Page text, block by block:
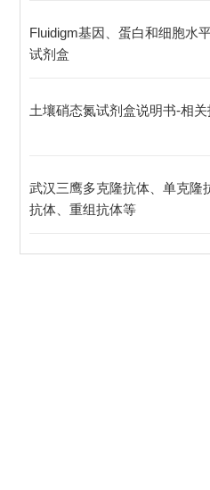
Fluidigm基因、蛋白和细胞水
试剂盒
土壤硝态氮试剂盒说明书-相
武汉三鹰多克隆抗体、单克隆
抗体、重组抗体等